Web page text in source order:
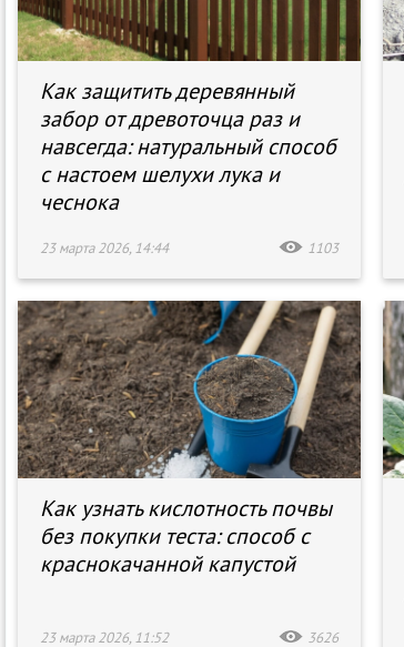
Как защитить деревянный
забор от древоточца раз и
навсегда: натуральный способ
с настоем шелухи лука и
чеснока
23 марта 2026, 14:44 1103
Как узнать кислотность почвы
без покупки теста: способ с
краснокачанной капустой
23 марта 2026, 11:52 3626